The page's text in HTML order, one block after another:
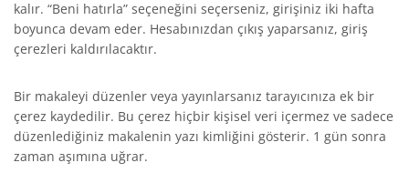
kalır. “Beni hatırla” seçeneğini seçerseniz, girişiniz iki hafta
boyunca devam eder. Hesabınızdan çıkış yaparsanız, giriş
çerezleri kaldırılacaktır.
Bir makaleyi düzenler veya yayınlarsanız tarayıcınıza ek bir
çerez kaydedilir. Bu çerez hiçbir kişisel veri içermez ve sadece
düzenlediğiniz makalenin yazı kimliğini gösterir. 1 gün sonra
zaman aşımına uğrar.